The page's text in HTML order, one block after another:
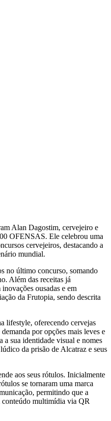
Alan Dagostim, cervejeiro e
OFENSAS. Ele celebrou uma
cervejeiros, destacando a
mundial.
no último concurso, somando
Além das receitas já
ousadas e em
da Frutopia, sendo descrita
lifestyle, oferecendo cervejas
por opções mais leves e
a sua identidade visual e nomes
da prisão de Alcatraz e seus
aos seus rótulos. Inicialmente
se tornaram uma marca
permitindo que a
conteúdo multimídia via QR